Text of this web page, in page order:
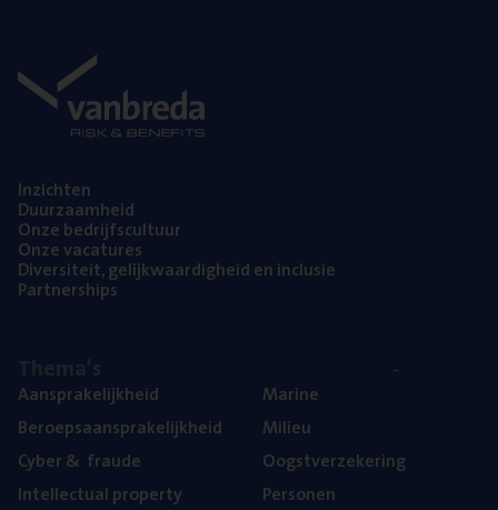
Inzich­ten
Duur­zaam­heid
Onze bedrijfs­cul­tuur
Onze vaca­tu­res
Diver­si­teit, gelijk­waar­dig­heid en inclusie
Part­ner­ships
Aan­spra­ke­lijk­heid
Beroeps­aan­spra­ke­lijk­heid
Cyber& fraude
Intel­lec­tu­al property
Mari­ne
Mili­eu
Oogst­ver­ze­ke­ring
Per­so­nen